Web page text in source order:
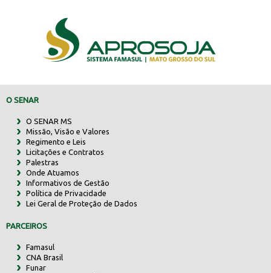
O SENAR
O SENAR MS
Missão, Visão e Valores
Regimento e Leis
Licitações e Contratos
Palestras
Onde Atuamos
Informativos de Gestão
Política de Privacidade
Lei Geral de Proteção de Dados
PARCEIROS
Famasul
CNA Brasil
Funar